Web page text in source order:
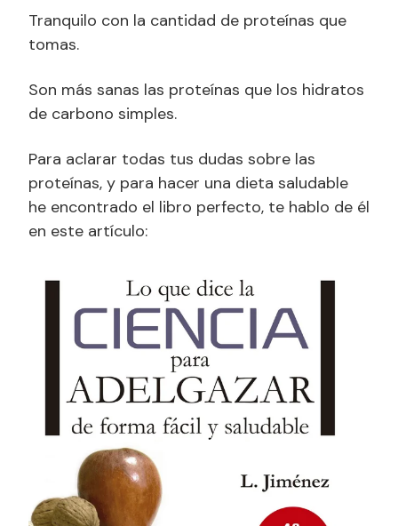
Tranquilo con la cantidad de proteínas que
tomas.
Son más sanas las proteínas que los hidratos
de carbono simples.
Para aclarar todas tus dudas sobre las
proteínas, y para hacer una dieta saludable
he encontrado el libro perfecto, te hablo de él
en este artículo: